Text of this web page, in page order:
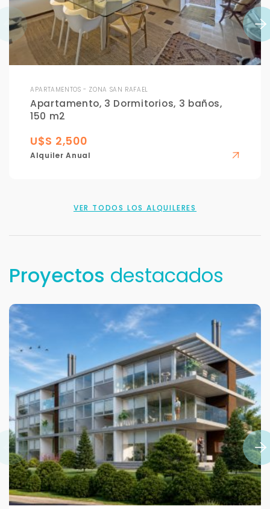
APARTAMENTOS - ZONA SAN RAFAEL
Apartamento, 3 Dormitorios, 3 baños,
150 m2
U$S 2,500
Alquiler Anual
VER TODOS LOS ALQUILERES
Proyectos destacados
Para responderte
mejor y más rápido
Déjanos tus datos para identificar tu consulta en el
sistema de gestión de clientes.